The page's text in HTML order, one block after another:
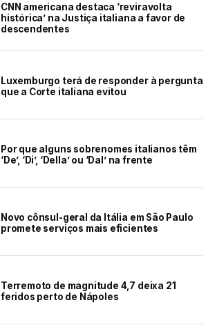
CNN americana destaca ‘reviravolta
histórica’ na Justiça italiana a favor de
descendentes
Luxemburgo terá de responder à pergunta
que a Corte italiana evitou
Por que alguns sobrenomes italianos têm
‘De’, ‘Di’, ‘Della’ ou ‘Dal’ na frente
Novo cônsul-geral da Itália em São Paulo
promete serviços mais eficientes
Terremoto de magnitude 4,7 deixa 21
feridos perto de Nápoles